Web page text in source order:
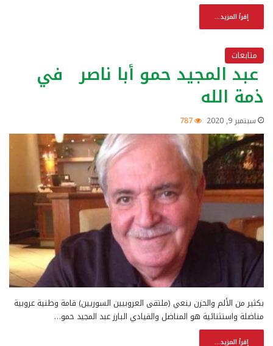
إقرأ المزيد...
متابعات
عبد المجيد حمو أبا ناصر في
ذمة الله
سبتمبر 9, 2020 787
بكثير من الألم والحزن ينعي (ملتقى العروبيين السوريين) قامة وطنية عروبية
مناضلة واستثنائية هو المناضل والقيادي البارز عبد المجيد حمو…
إقرأ المزيد...